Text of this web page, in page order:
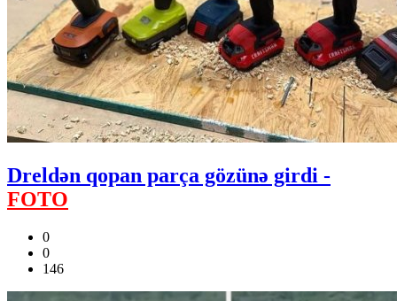
Dreldən qopan parça gözünə girdi -
FOTO
0
0
146